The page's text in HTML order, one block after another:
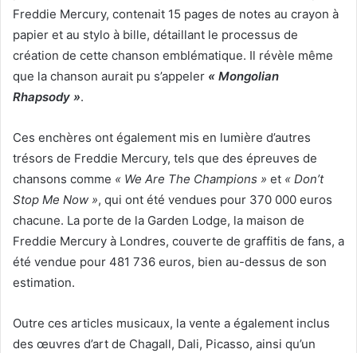
Freddie Mercury, contenait 15 pages de notes au crayon à
papier et au stylo à bille, détaillant le processus de
création de cette chanson emblématique. Il révèle même
que la chanson aurait pu s’appeler « Mongolian
Rhapsody ».
Ces enchères ont également mis en lumière d’autres
trésors de Freddie Mercury, tels que des épreuves de
chansons comme « We Are The Champions » et « Don’t
Stop Me Now », qui ont été vendues pour 370 000 euros
chacune. La porte de la Garden Lodge, la maison de
Freddie Mercury à Londres, couverte de graffitis de fans, a
été vendue pour 481 736 euros, bien au-dessus de son
estimation.
Outre ces articles musicaux, la vente a également inclus
des œuvres d’art de Chagall, Dali, Picasso, ainsi qu’un